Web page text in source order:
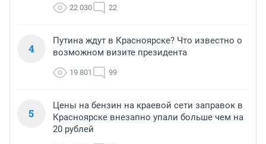
22 030 22
4
Путина ждут в Красноярске? Что известно о
возможном визите президента
19 801 99
5
Цены на бензин на краевой сети заправок в
Красноярске внезапно упали больше чем на
20 рублей